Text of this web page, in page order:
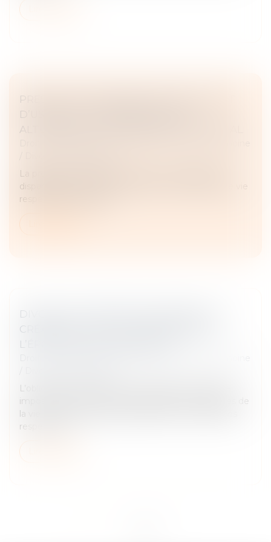
PRESTATION COMPENSATOIRE ET DROIT
D’USAGE ET D’HABITATION : UNE
ALTERNATIVE AU VERSEMENT EN CAPITAL
La prestation compensatoire vise à compenser la
disparité que le divorce crée dans les conditions de vie
respectives des époux...
DIVORCE ET SÉPARATION DE BIENS : LA
CRÉANCE EST-ELLE À L’ENCONTRE DE
L’ÉPOUX OU DE L’INDIVISION ?
L’obligation de contribuer aux charges du mariage
impose à chaque époux de participer aux dépenses de
la vie commune proportionnellement à ses facultés
respectives...